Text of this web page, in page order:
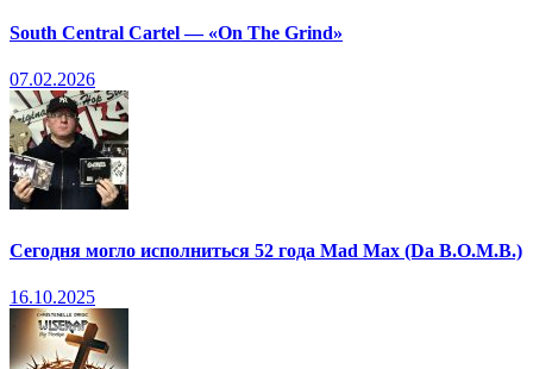
South Central Cartel — «On The Grind»
07.02.2026
Сегодня могло исполниться 52 года Mad Max (Da B.O.M.B.)
16.10.2025